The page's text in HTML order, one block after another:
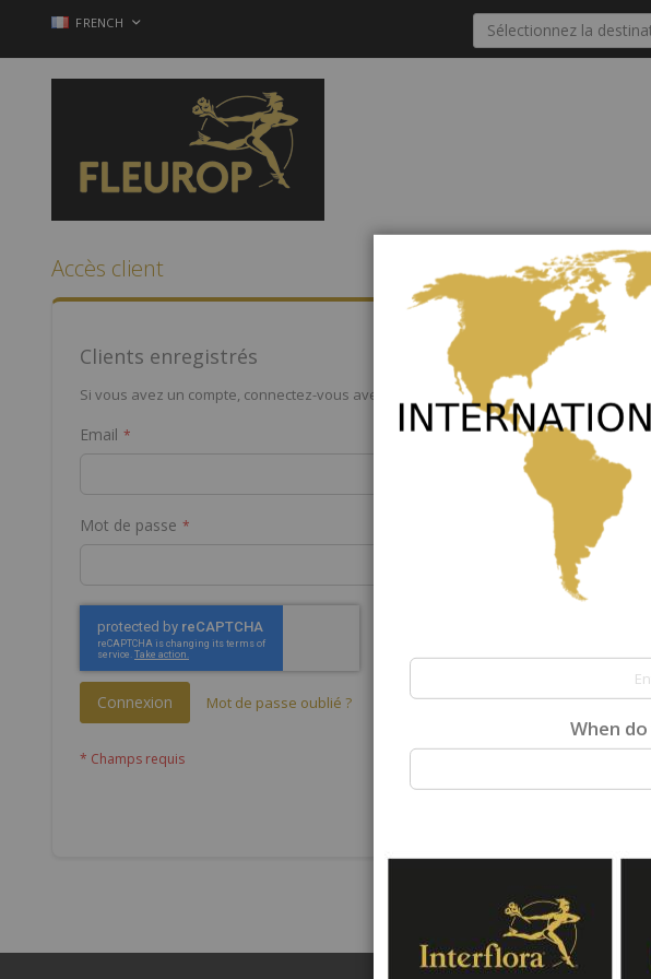
Allez
contenu
LANGUEFRENCH Sélectionnez la
Accès client
Clients enregistrés
Si vous avez un compte, connectez-vous avec votre adresse email.
Email
Mot de passe
Connexion Mot de passe oublié ?
When